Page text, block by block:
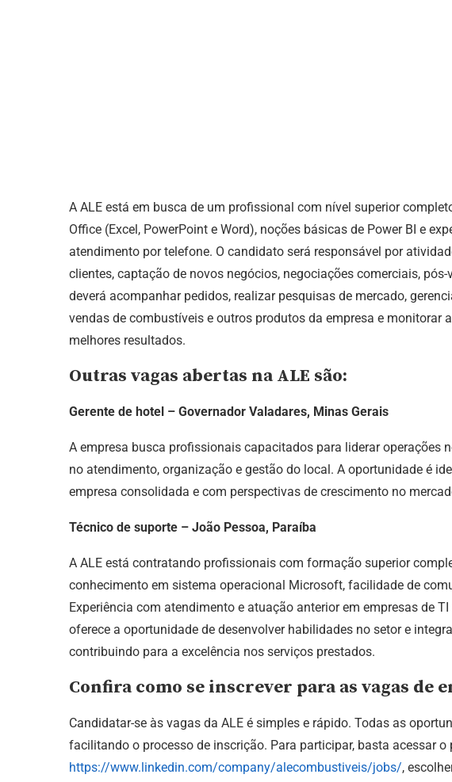
A ALE está em busca de um profissional com nível superior
Office (Excel, PowerPoint e Word), noções básicas de Power BI e
atendimento por telefone. O candidato será responsável por
clientes, captação de novos negócios, negociações comerciais,
deverá acompanhar pedidos, realizar pesquisas de mercado,
vendas de combustíveis e outros produtos da empresa e monitorar
melhores resultados.
Outras vagas abertas na ALE são:
Gerente de hotel – Governador Valadares, Minas Gerais
A empresa busca profissionais capacitados para liderar operações
no atendimento, organização e gestão do local. A oportunidade é
empresa consolidada e com perspectivas de crescimento no
Técnico de suporte – João Pessoa, Paraíba
A ALE está contratando profissionais com formação superior
conhecimento em sistema operacional Microsoft, facilidade de
Experiência com atendimento e atuação anterior em empresas de
oferece a oportunidade de desenvolver habilidades no setor e
contribuindo para a excelência nos serviços prestados.
Confira como se inscrever para as vagas de
Candidatar-se às vagas da ALE é simples e rápido. Todas as
facilitando o processo de inscrição. Para participar, basta acessar o
https://www.linkedin.com/company/alecombustiveis/jobs/,